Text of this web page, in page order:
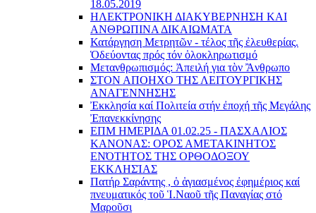
18.05.2019
ΗΛΕΚΤΡΟΝΙΚΗ ΔΙΑΚΥΒΕΡΝΗΣΗ ΚΑΙ
ΑΝΘΡΩΠΙΝΑ ΔΙΚΑΙΩΜΑΤΑ
Κατάργηση Μετρητῶν - τέλος τῆς ἐλευθερίας.
Ὁδεύοντας πρός τόν ὁλοκληρωτισμό
Μετανθρωπισμός: Ἀπειλή για τὸν Ἂνθρωπο
ΣΤΟΝ ΑΠΟΗΧΟ ΤΗΣ ΛΕΙΤΟΥΡΓΙΚΗΣ
ΑΝΑΓΕΝΝΗΣΗΣ
Ἐκκλησία καί Πολιτεία στήν ἐποχή τῆς Μεγάλης
Ἐπανεκκίνησης
ΕΠΜ ΗΜΕΡΙΔΑ 01.02.25 - ΠΑΣΧΑΛΙΟΣ
ΚΑΝΟΝΑΣ: ΟΡΟΣ ΑΜΕΤΑΚΙΝΗΤΟΣ
ΕΝΌΤΗΤΟΣ ΤΗΣ ΟΡΘΟΔΟΞΟΥ
ΕΚΚΛΗΣΊΑΣ
Πατήρ Σαράντης , ὁ ἁγιασμένος ἐφημέριος καί
πνευματικός τοῦ Ἱ.Ναοῦ τῆς Παναγίας στό
Μαροῦσι